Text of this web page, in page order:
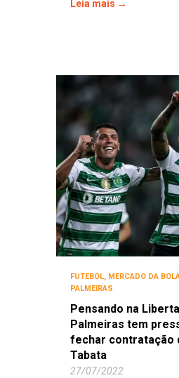
Leia mais →
FUTEBOL, MERCADO DA
PALMEIRAS
Pensando na
Palmeiras tem
fechar contratação
Tabata
27/07/2022